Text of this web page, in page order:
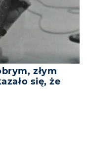
złym
się, że